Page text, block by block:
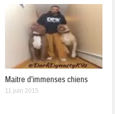
Maitre d’immenses chiens
11 juin 2015